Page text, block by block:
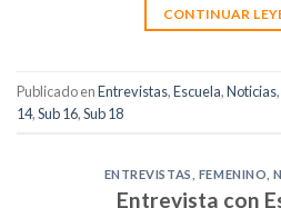
CONTINUAR
Publicado enEntrevistas,Escuela,Noticias,
14,Sub 16,Sub 18
ENTREVISTAS FEMENINO ,
Entrevista con